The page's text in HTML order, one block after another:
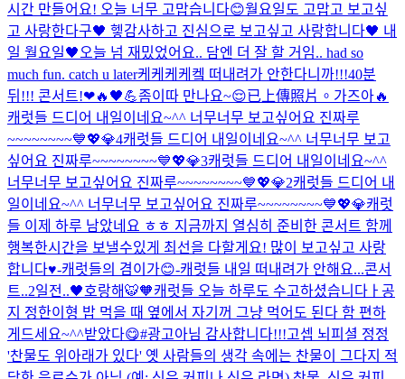
시간 만들어요! 오늘 너무 고맙습니다😊월요일도 고맙고 보고싶
고 사랑한다구🖤 헿감사하고 진심으로 보고싶고 사랑합니다🖤 내
일 월요일🖤 오늘 넘 재밌었어요.. 담엔 더 잘 할 거임.. had so
much fun. catch u later케케케케켘 떠내려가 안한다니까!!!40분
뒤!!! 콘서트!❤🔥🖤💪좀이따 만나요~😌已上傳照片。 가즈아🔥
캐럿들 드디어 내일이네요~^^ 너무너무 보고싶어요 진짜루
~~~~~~~~💙💖💎4캐럿들 드디어 내일이네요~^^ 너무너무 보고
싶어요 진짜루~~~~~~~~💙💖💎3캐럿들 드디어 내일이네요~^^
너무너무 보고싶어요 진짜루~~~~~~~~💙💖💎2캐럿들 드디어 내
일이네요~^^ 너무너무 보고싶어요 진짜루~~~~~~~~💙💖💎캐럿
들 이제 하루 남았네요 ㅎㅎ 지금까지 열심히 준비한 콘서트 함께
행복한시간을 보낼수있게 최선을 다할게요! 많이 보고싶고 사랑
합니다♥️-캐럿들의 겸이가😊-캐럿들 내일 떠내려가 안해요...콘서
트..2일전..🖤호랑해🐯🧡캐럿들 오늘 하루도 수고하셨습니다ㅏ 공
지 정한이형 밥 먹을 때 옆에서 자기꺼 그냥 먹어도 된다 함 편하
게드세요~^^받았다😋#광고아님 감사합니다!!!고셉 뇌피셜 정정
'찬물도 위아래가 있다' 옛 사람들의 생각 속에는 찬물이 그다지 적